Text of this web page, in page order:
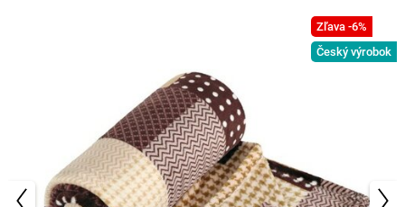
Zľava -6%
Český výrobok